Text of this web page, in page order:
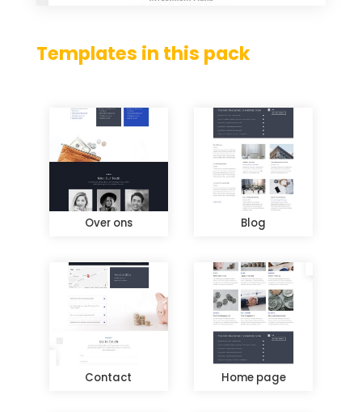
Templates in this pack
Over ons Blog
Contact Home page